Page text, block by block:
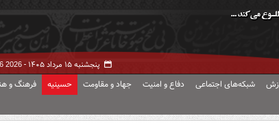
پنجشنبه ۱۵ مرداد ۱۴۰۵ - 2026
شبکه‌های اجتماعی دفاع و امنیت جهاد و مقاومت حسینیه فرهنگ و